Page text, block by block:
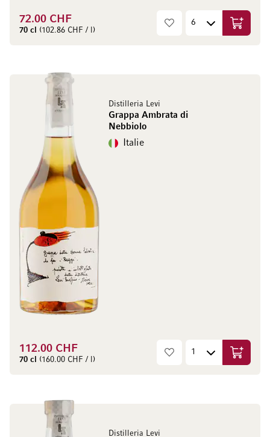
72.00 CHF
70 cl (102.86 CHF / l) Ajouter
Distilleria Levi
Grappa Ambrata di
Nebbiolo
Italie
112.00 CHF
70 cl (160.00 CHF / l) Ajouter
Distilleria Levi